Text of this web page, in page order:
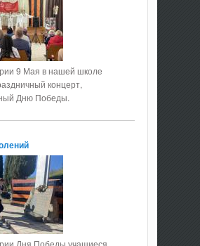
9 Мая в нашей школе
концерт,
Дню Победы.
Дня Победы учащиеся